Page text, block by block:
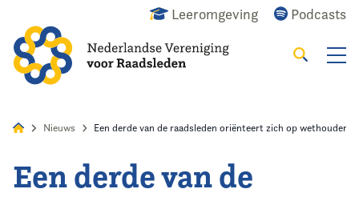
Leeromgeving Podcasts
Zoeken
Home
Nieuws Een derde van de raadsleden oriënteert zich op
Een derde van de